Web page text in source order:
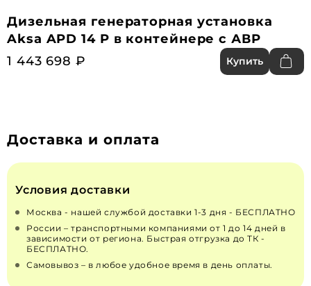
Дизельная генераторная установка
Aksa APD 14 P в контейнере с АВР
1 443 698 ₽
Купить
Доставка и оплата
Условия доставки
Москва - нашей службой доставки 1-3 дня - БЕСПЛАТНО
России – транспортными компаниями от 1 до 14 дней в
зависимости от региона. Быстрая отгрузка до ТК -
БЕСПЛАТНО.
Самовывоз – в любое удобное время в день оплаты.